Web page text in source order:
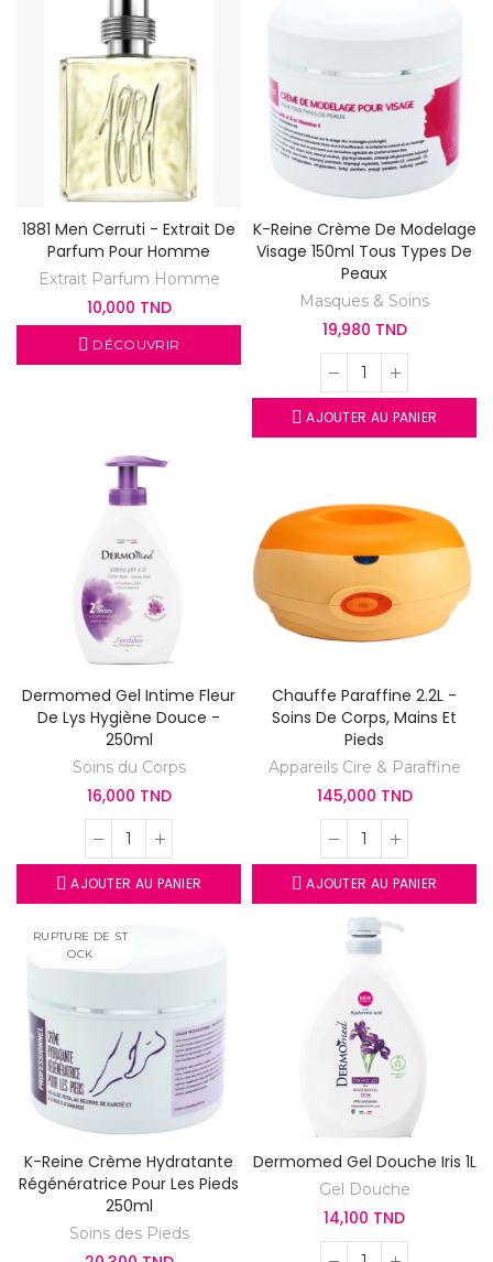
1881 Men Cerruti - Extrait De
Parfum Pour Homme
Extrait Parfum Homme
10,000 TND
DÉCOUVRIR
K-Reine Crème De Modelage
Visage 150ml Tous Types De
Peaux
Masques & Soins
19,980 TND
AJOUTER AU PANIER
Dermomed Gel Intime Fleur
De Lys Hygiène Douce -
250ml
Soins du Corps
16,000 TND
AJOUTER AU PANIER
Chauffe Paraffine 2.2L -
Soins De Corps, Mains Et
Pieds
Appareils Cire & Paraffine
145,000 TND
AJOUTER AU PANIER
RUPTURE DE ST
OCK
K-Reine Crème Hydratante
Régénératrice Pour Les Pieds
250ml
Soins des Pieds
Dermomed Gel Douche Iris 1L
Gel Douche
14,100 TND